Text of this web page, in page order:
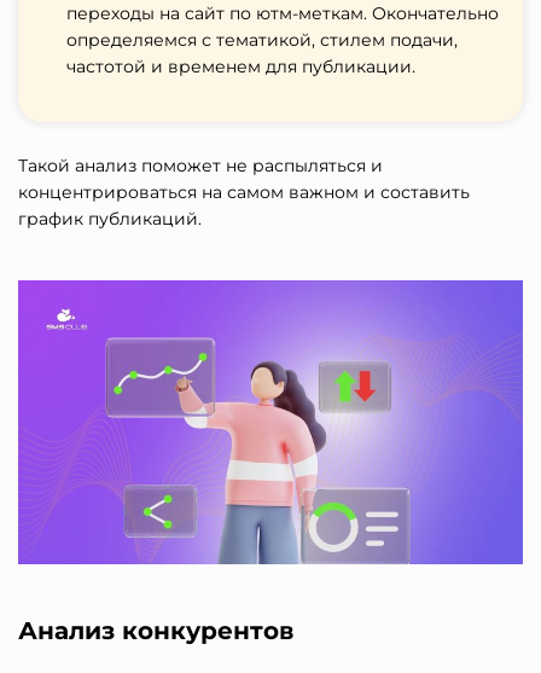
переходы на сайт по ютм-меткам. Окончательно
определяемся с тематикой, стилем подачи,
частотой и временем для публикации.
Такой анализ поможет не распыляться и
концентрироваться на самом важном и составить
график публикаций.
Анализ конкурентов